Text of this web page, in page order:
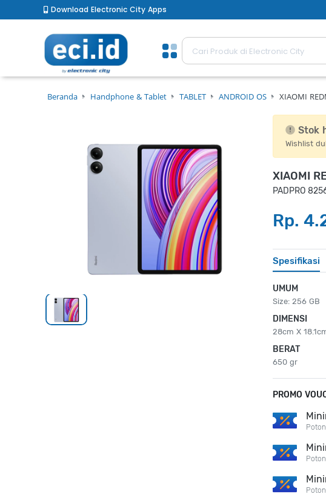
Download Electronic City Apps
Beranda Handphone & Tablet TABLET ANDROID OS XIAOMI
Stok
Wishlist
XIAOMI
PADPRO
Rp.
Spesifikasi
UMUM
Size: 256 GB
DIMENSI
28cm X
BERAT
650 gr
PROMO